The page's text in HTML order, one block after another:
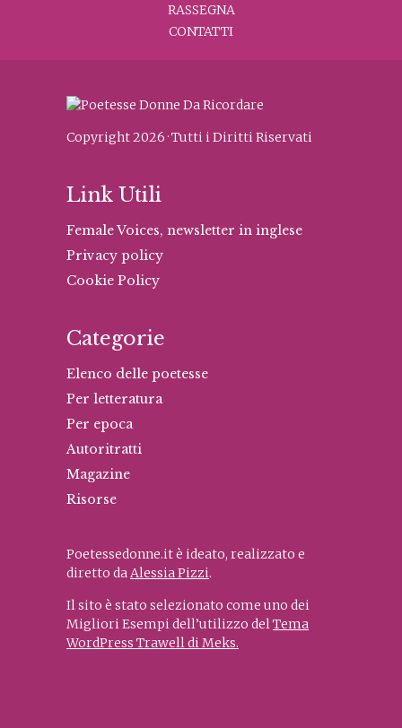
RASSEGNA
CONTATTI
Copyright 2026 · Tutti i Diritti Riservati
Link Utili
Female Voices, newsletter in inglese
Privacy policy
Cookie Policy
Categorie
Elenco delle poetesse
Per letteratura
Per epoca
Autoritratti
Magazine
Risorse
Poetessedonne.it è ideato, realizzato e
diretto daAlessia Pizzi.
Il sito è stato selezionato come uno dei
Migliori Esempi dell’utilizzo delTema
WordPress Trawell di Meks.